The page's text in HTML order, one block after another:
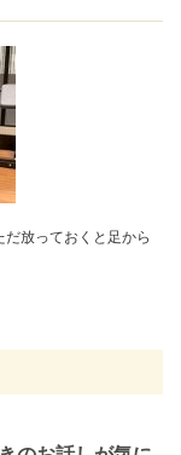
放っておくと足から